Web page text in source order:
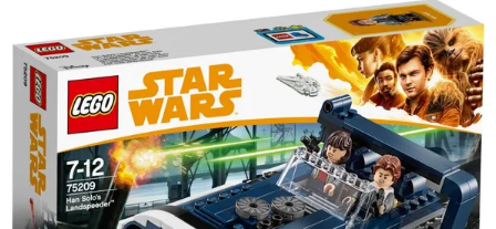
Lego Harry Potter
Lego Creator
Lego Duplo
Lego Disney və Friends
Lego Ninjago
Lego Minecraft
Lego Star Wars